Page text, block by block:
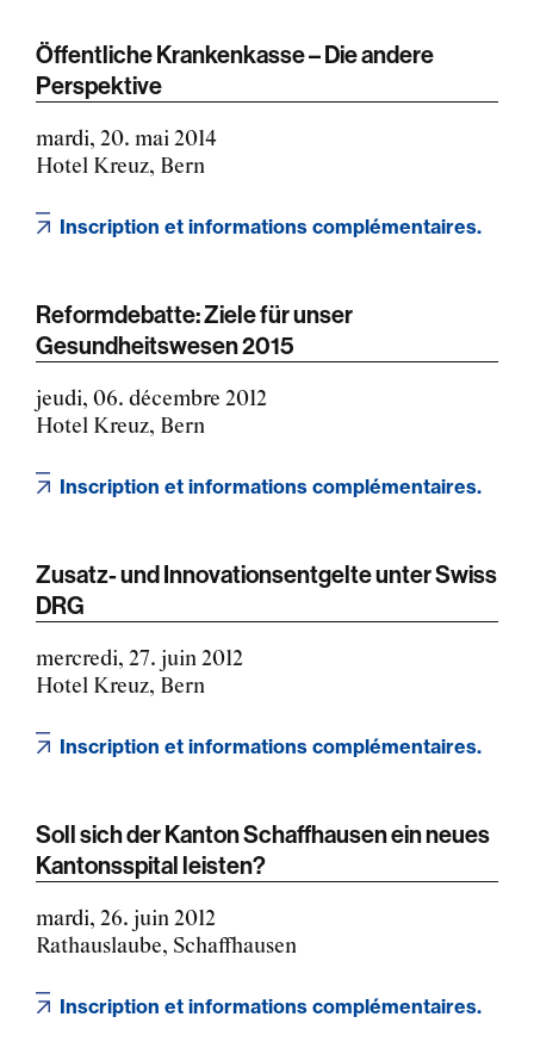
Öffentliche Krankenkasse – Die andere
Perspektive
mardi, 20. mai 2014
Hotel Kreuz, Bern
Inscription et informations complémentaires.
Reformdebatte: Ziele für unser
Gesundheitswesen 2015
jeudi, 06. décembre 2012
Hotel Kreuz, Bern
Inscription et informations complémentaires.
Zusatz- und Innovationsentgelte unter Swiss
DRG
mercredi, 27. juin 2012
Hotel Kreuz, Bern
Inscription et informations complémentaires.
Soll sich der Kanton Schaffhausen ein neues
Kantonsspital leisten?
mardi, 26. juin 2012
Rathauslaube, Schaffhausen
Inscription et informations complémentaires.